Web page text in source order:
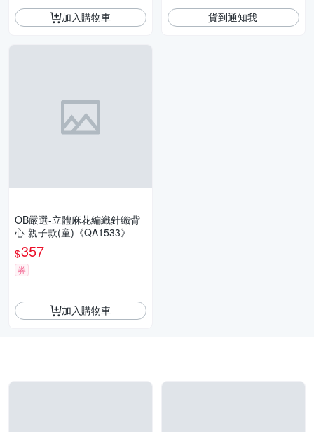
加入購物車 貨到通知我
OB嚴選-立體麻花編織針織背
心-親子款(童)《QA1533》
$357
券
加入購物車